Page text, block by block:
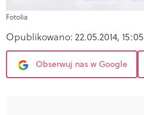
Fotolia
Opublikowano: 22.05.2014, 15:05
Obserwuj nas w Google